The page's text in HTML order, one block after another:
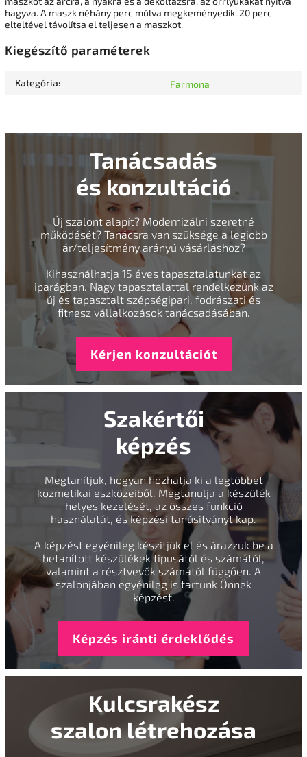
hagyva. A maszk néhány perc múlva megkeményedik. 20 perc
elteltével távolítsa el teljesen a maszkot.
Kiegészítő paraméterek
Kategória: Farmona
Tanácsadás
és konzultáció
Új szalont alapít? Modernizálni szeretné
működését? Tanácsra van szüksége a legjobb
ár/teljesítmény arányú vásárláshoz?
Kihasználhatja 15 éves tapasztalatunkat az
iparágban. Nagy tapasztalattal rendelkezünk az
új és tapasztalt szépségipari, fodrászati és
fitnesz vállalkozások tanácsadásában.
Kérjen konzultációt
Szakértői
képzés
Megtanítjuk, hogyan hozhatja ki a legtöbbet
kozmetikai eszközeiből. Megtanulja a készülék
helyes kezelését, az összes funkció
használatát, és képzési tanúsítványt kap.
A képzést egyénileg készítjük el és árazzuk be a
betanított készülékek típusától és számától,
valamint a résztvevők számától függően. A
szalonjában egyénileg is tartunk Önnek
képzést.
Képzés iránti érdeklődés
Kulcsrakész
szalon létrehozása